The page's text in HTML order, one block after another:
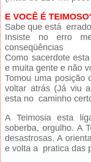
E VOCÊ É
Sabe que está
Insiste no erro
conseqüências
Como sacerdote
e muita gente e não
Tomou uma
voltar atrás (Já viu
esta no caminho
A Teimosia esta
soberba, orgulho. A
desastrosas. A
e volta a pratica das